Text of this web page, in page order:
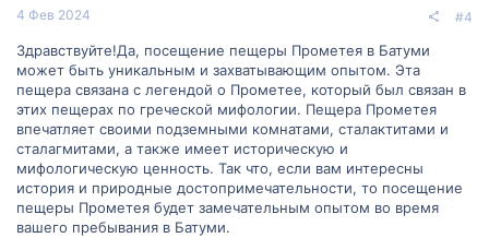
4 Фев 2024 #4
Здравствуйте!Да, посещение пещеры Прометея в Батуми
может быть уникальным и захватывающим опытом. Эта
пещера связана с легендой о Прометее, который был связан в
этих пещерах по греческой мифологии. Пещера Прометея
впечатляет своими подземными комнатами, сталактитами и
сталагмитами, а также имеет историческую и
мифологическую ценность. Так что, если вам интересны
история и природные достопримечательности, то посещение
пещеры Прометея будет замечательным опытом во время
вашего пребывания в Батуми.